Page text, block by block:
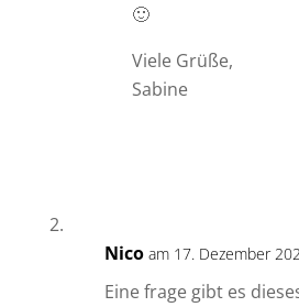
🙂
Viele Grüße,
Sabine
Nico am 17. Dezember
Eine frage gibt es